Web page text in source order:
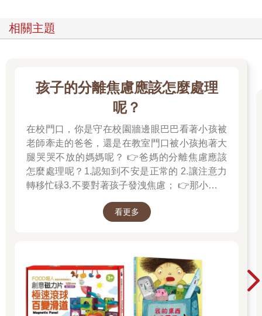
相關主題
孩子的分離焦慮應該怎麼處理
呢？
在校門口，你是守在校園牆邊眼巴巴看著小孩被
老師牽走的爸爸，還是在教室門口被小孩抱著大
腿哭哭不放的媽媽呢？ 👉爸媽的分離焦慮應該
怎麼處理呢？1.認知到不安是正常的 2.讓注意力
轉移忙碌3.不要對著孩子發洩焦慮； 👉那小朋友
該如何適應過渡期呢？1.可給予適當的安撫玩具
也許是熟悉的玩偶增加安全感 2.與孩子分開時請
孩子一起迎接成長的過程！真是太好了！ 🎉金石
堂開學季！爸媽好輕鬆教你一站購足！文具、書
包、書套參展品全面5折起！👉文具滿777送80
元電子禮券 👉全站商品滿1200回饋4%金幣
看更多